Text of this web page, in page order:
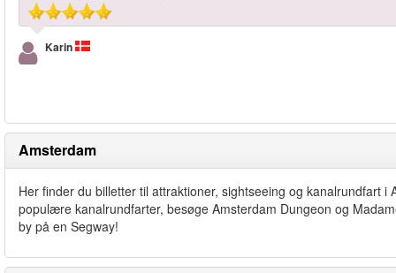
Karin
Amsterdam
Her finder du billetter til attraktioner, sightseeing og kanalrundfart
populære kanalrundfarter, besøge Amsterdam Dungeon og
by på en Segway!